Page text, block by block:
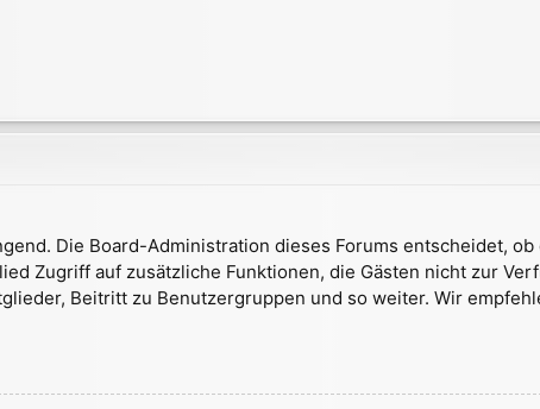
Die Board-Administration dieses Forums entscheidet,
Zugriff auf zusätzliche Funktionen, die Gästen nicht zur
Beitritt zu Benutzergruppen und so weiter. Wir